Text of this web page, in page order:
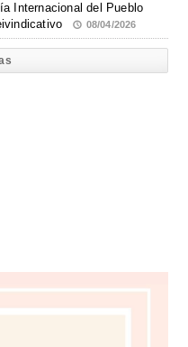
Internacional del Pueblo
08/04/2026